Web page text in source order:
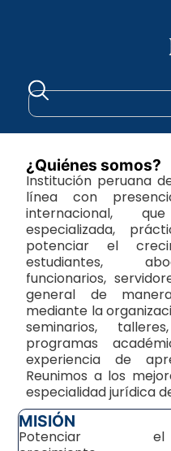
¿Quiénes somos?
Institución peruana
línea con
internacional,
especializada,
potenciar el
estudiantes,
funcionarios,
general de
mediante la
seminarios,
programas
experiencia de
Reunimos a los
especialidad jurídica
MISIÓN
Potenciar el